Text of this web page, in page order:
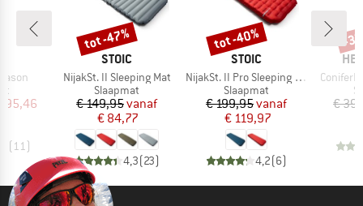
prijs
(11)
MERK
STOIC
Artikel
NijakSt. II Sleeping Mat
Productgroep
Slaapmat
Prijs
€ 149,95Verlaagde prijs
vanaf
€ 84,77
4,3(23)
Korting
tot -47%
MERK
STOIC
Artikel
NijakSt. II Pro Sleeping Mat
Productgroep
Slaapmat
Prijs
€ 199,95Verlaagde prijs
vanaf
€ 119,97
4,2(6)
Korting
tot -40%
Artikel
€
-